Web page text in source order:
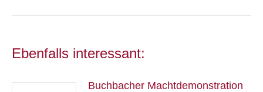
Ebenfalls interessant:
Buchbacher Machtdemonstration